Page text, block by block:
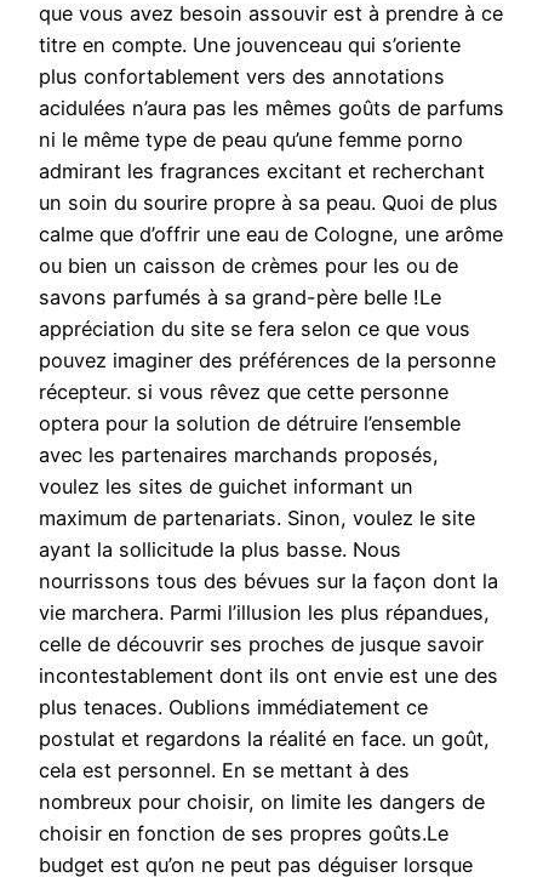
que vous avez besoin assouvir est à prendre à ce
titre en compte. Une jouvenceau qui s’oriente
plus confortablement vers des annotations
acidulées n’aura pas les mêmes goûts de parfums
ni le même type de peau qu’une femme porno
admirant les fragrances excitant et recherchant
un soin du sourire propre à sa peau. Quoi de plus
calme que d’offrir une eau de Cologne, une arôme
ou bien un caisson de crèmes pour les ou de
savons parfumés à sa grand-père belle !Le
appréciation du site se fera selon ce que vous
pouvez imaginer des préférences de la personne
récepteur. si vous rêvez que cette personne
optera pour la solution de détruire l’ensemble
avec les partenaires marchands proposés,
voulez les sites de guichet informant un
maximum de partenariats. Sinon, voulez le site
ayant la sollicitude la plus basse. Nous
nourrissons tous des bévues sur la façon dont la
vie marchera. Parmi l’illusion les plus répandues,
celle de découvrir ses proches de jusque savoir
incontestablement dont ils ont envie est une des
plus tenaces. Oublions immédiatement ce
postulat et regardons la réalité en face. un goût,
cela est personnel. En se mettant à des
nombreux pour choisir, on limite les dangers de
choisir en fonction de ses propres goûts.Le
budget est qu’on ne peut pas déguiser lorsque